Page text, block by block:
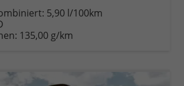
anfordern
Datei,
5,90 l/100km
135,00 g/km